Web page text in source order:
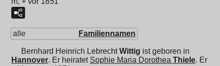
alle Familiennamen
Bernhard Heinrich Lebrecht Wittig ist geboren in
Hannover. Er heiratet Sophie Maria Dorothea Thiele. Er